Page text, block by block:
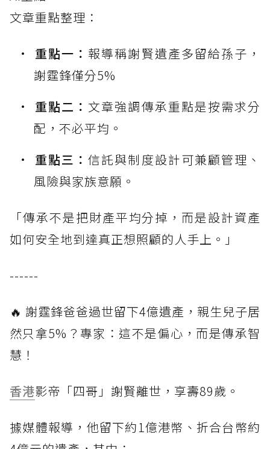
文章重點整理：
重點一： 報導稱謝賢遺產多留給孫子，
謝霆鋒僅分5%
重點二： 文章強調傳承重點是按需求分
配，不必平均。
重點三：信託與制度設計可兼顧管理、
風險與家族意願。
「傳承不是把財產平均分掉，而是設計資產
如何安全地到達真正想照顧的人手上。」
------
🔥 謝霆鋒爸爸過世留下4億遺產，親生兒子居
然只拿5%？專家：這不是偏心，而是傳承智
慧！
香港影帝「四哥」謝賢離世，享壽89歲。
據媒體報導，他留下約1億港幣、折合台幣約